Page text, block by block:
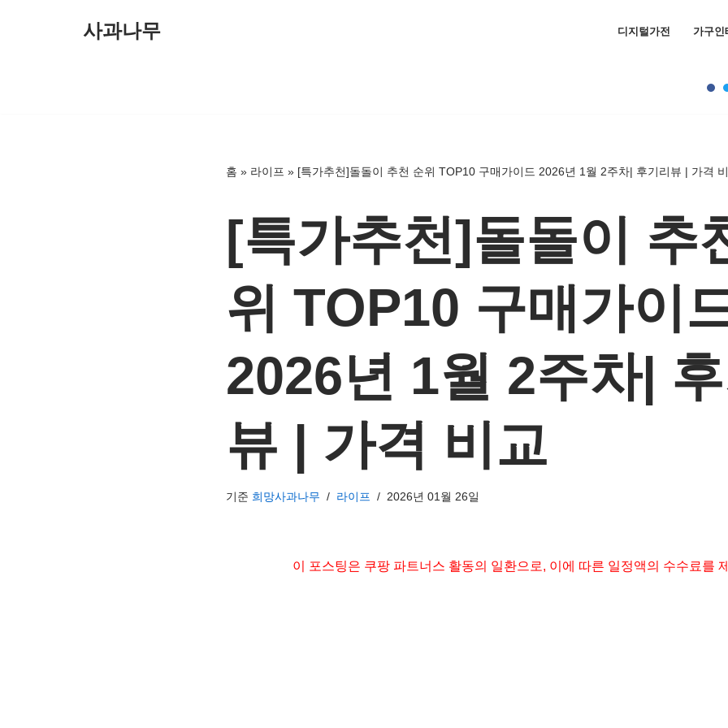
사과나무 디지털가전 가구인
홈 » 라이프 » [특가추천]돌돌이 추천 순위 TOP10 구매가이드 2026년 1월 2주차| 후기리뷰 | 가격
[특가추천]돌돌이 추
위 TOP10 구매가이
2026년 1월 2주차|
뷰 | 가격 비교
기준 희망사과나무 라이프 2026년 01월 26일
이 포스팅은 쿠팡 파트너스 활동의 일환으로, 이에 따른 일정액의 수수료를